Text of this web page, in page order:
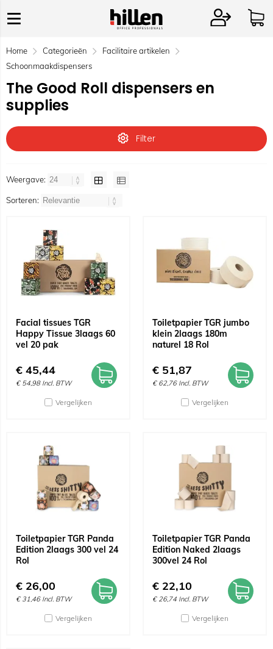
Home Categorieën
Facilitaire artikelen
Schoonmaakdispensers
The Good Roll dispensers en
supplies
Filter
Weergave:
Sorteren:
Facial tissues TGR
Happy Tissue 3laags 60
vel 20 pak
€ 45,44
€ 54,98 Incl. BTW
Vergelijken
Toiletpapier TGR jumbo
klein 2laags 180m
naturel 18 Rol
€ 51,87
€ 62,76 Incl. BTW
Vergelijken
Toiletpapier TGR Panda
Edition 2laags 300 vel 24
Rol
€ 26,00
€ 31,46 Incl. BTW
Vergelijken
Toiletpapier TGR Panda
Edition Naked 2laags
300vel 24 Rol
€ 22,10
€ 26,74 Incl. BTW
Vergelijken